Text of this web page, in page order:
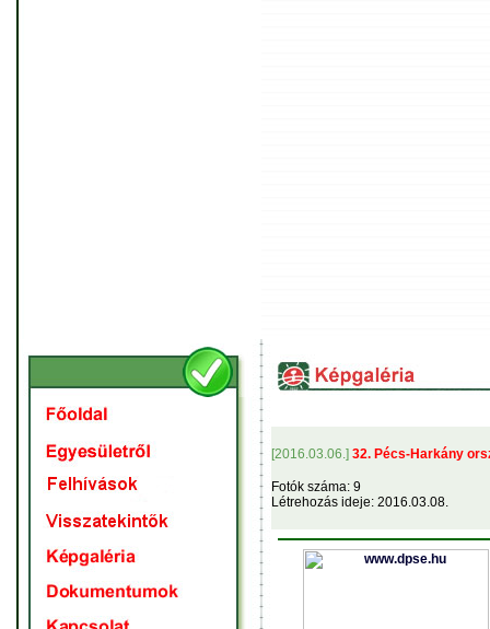
[2016.03.06.] 32. Pécs-Harkány
Fotók száma: 9
Létrehozás ideje: 2016.03.08.